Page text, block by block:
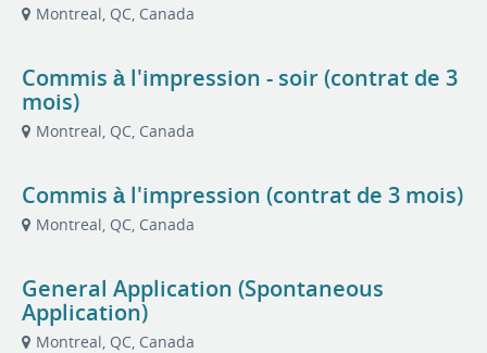
Montreal, QC, Canada
Commis à l'impression - soir (contrat de 3
mois)
Montreal, QC, Canada
Commis à l'impression (contrat de 3 mois)
Montreal, QC, Canada
General Application (Spontaneous
Application)
Montreal, QC, Canada